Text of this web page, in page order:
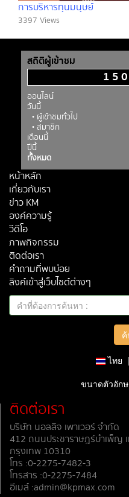
การบริหารทุนมนุษย์์
3397 Views
สถิติผู้เข้าชม
ออนไลน์
วันนี้
• ผู้เข้าชมทั่วไป
• สมาชิก
เดือนนี้
ปีนี้
ทั้งหมด
หน้าหลัก
เกี่ยวกับเรา
ข่าว KM
องค์ความรู้
วีดีโอ
ภาพกิจกรรม
ติดต่อเรา
คำถามที่พบบ่อย
ลิงค์เข้าสู่เว็บไซต์ต่างๆ
ไทย |
ขนาดตัวอัก
ติดต่อเรา
บริษัท นอลลิจ เพาเวอร์ จำกัด
412 ถนนประชาราษฎร์บำเพ็ญ
กรุงเทพ 10310
โทร :0-2275-7482-3
โทรสาร :0-2275-7484
อีเมล์ :admin@kpmax.com